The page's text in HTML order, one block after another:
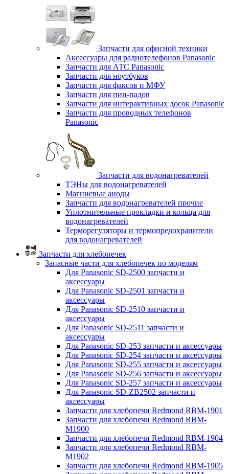
Запчасти для офисной техники
Аксессуары для радиотелефонов Panasonic
Запчасти для АТС Panasonic
Запчасти для ноутбуков
Запчасти для факсов и МФУ
Запчасти для пин-падов
Запчасти для интерактивных досок Panasonic
Запчасти для проводных телефонов
Panasonic
Запчасти для водонагревателей
ТЭНы для водонагревателей
Магниевые аноды
Запчасти для водонагревателей прочие
Уплотнительные прокладки и кольца для
водонагревателей
Терморегуляторы и термопредохранители
для водонагревателей
Запчасти для хлебопечек
Запасные части для хлебопечек по моделям
Для Panasonic SD-2500 запчасти и
аксессуары
Для Panasonic SD-2501 запчасти и
аксессуары
Для Panasonic SD-2510 запчасти и
аксессуары
Для Panasonic SD-2511 запчасти и
аксессуары
Для Panasonic SD-253 запчасти и аксессуары
Для Panasonic SD-254 запчасти и аксессуары
Для Panasonic SD-255 запчасти и аксессуары
Для Panasonic SD-256 запчасти и аксессуары
Для Panasonic SD-257 запчасти и аксессуары
Для Panasonic SD-ZB2502 запчасти и
аксессуары
Запчасти для хлебопечи Redmond RBM-1901
Запчасти для хлебопечи Redmond RBM-
M1900
Запчасти для хлебопечи Redmond RBM-1904
Запчасти для хлебопечи Redmond RBM-
M1902
Запчасти для хлебопечи Redmond RBM-1905